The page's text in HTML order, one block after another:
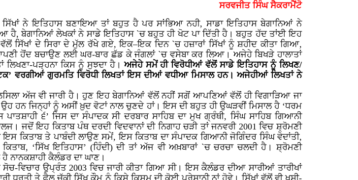
ਸਰਵਜੀਤ ਸਿੰਘ ਸੈਕਰਾਮੈਂਟੋ
ਸਿੱਖਾਂ ਨੇ ਇਤਿਹਾਸ ਬਣਾਇਆ ਤਾਂ ਬਹੁਤ ਹੈ ਪਰ ਸਾਂਭਿਆ ਨਹੀ, ਸਾਡਾ ਇਤਿਹਾਸ ਬੇਗਾਨਿਆਂ ਨੇ
ਹੈ, ਬੇਗਾਨਿਆਂ ਲੇਖਕਾਂ ਨੇ ਸਾਡੇ ਇਤਿਹਾਸ `ਚ ਬਹੁਤ ਹੀ ਖੋਟ ਪਾ ਦਿੱਤੀ ਹੈ। ਬਹੁਤ ਹੱਦ ਤਾਂਈ ਇਹ
ਦੇ ਸਿਰਾ ਦੇ ਮੁੱਲ ਰੱਖੇ ਗਏ, ਇਕ–ਇਕ ਦਿਨ `ਚ ਹਜ਼ਾਰਾਂ ਸਿੱਖਾਂ ਨੂੰ ਸ਼ਹੀਦ ਕੀਤਾ ਗਿਆ,
ਹੋਂਦ ਬਚਾਉਣ ਲਈ ਘਰ-ਬਾਰ ਛੱਡ ਕੇ ਜੰਗਲਾਂ `ਚ ਵਸੇਬਾ ਕਰ ਲਿਆ। ਅਜੇਹੇ ਬਿਖੜੇ ਹਾਲਾਤਾਂ
ਪੜ੍ਹਨਾ ਕਿਸ ਨੂੰ ਸੁਝਦਾ ਹੈ।ਅਜੇਹੇ ਸਮੇਂ ਹੀ ਵਿਰੋਧੀਆਂ ਵੱਲੋਂ ਸਾਡੇ ਇਤਿਹਾਸ ਨੂੰ ਲਿਖਣ/
ਵਰਗੀਆਂ ਗੁਰਮਤਿ ਵਿਰੋਧੀ ਲਿਖਤਾਂ ਇਸ ਦੀਆਂ ਵਧੀਆ ਮਿਸਾਲ ਹਨ। ਅਜੇਹੀਆਂ ਲਿਖਤਾਂ ਨੇ
ਅੱਜ ਵੀ ਜਾਰੀ ਹੈ। ਹੁਣ ਇਹ ਬੇਗਾਨਿਆਂ ਵੱਲੋਂ ਨਹੀਂ ਸਗੋਂ ਆਪਣਿਆਂ ਵੱਲੋਂ ਹੀ ਵਿਗਾੜਿਆ ਜਾ
ਹਨ ਜਿਨ੍ਹਾਂ ਨੂੰ ਅਸੀਂ ਖ਼ੁਦ ਵੋਟਾਂ ਨਾਲ ਚੁਣਦੇ ਹਾਂ। ਇਸ ਦੀ ਬਹੁਤ ਹੀ ਉਘੜਵੀਂ ਮਿਸਾਲ ਹੈ ‘ਧਰਮ
੬’ ਜਿਸ ਦਾ ਸੰਪਾਦਕ ਸੀ ਦਰਬਾਰ ਸਾਹਿਬ ਦਾ ਮੁਖ ਗ੍ਰੰਥੀ, ਸਿੰਘ ਸਾਹਿਬ ਗਿਆਨੀ
ਜਦੋਂ ਇਹ ਕਿਤਾਬ ਪੰਥ ਦਰਦੀ ਵਿਦਵਾਨਾਂ ਦੀ ਨਿਗਾਹ ਚੜੀ ਤਾਂ ਜਨਵਰੀ 2001 ਵਿਚ ਸ਼੍ਰੋਮਣੀ
ਇਸ ਕਿਤਾਬ ਤੇ ਪਾਬੰਦੀ ਲਾਉਣ ਸਮੇਂ, ਇਸ ਕਿਤਾਬ ਦਾ ਸੰਪਾਦਕ ਗਿਆਨੀ ਜੋਗਿੰਦਰ ਸਿੰਘ ਵੇਦਾਂਤੀ,
‘ਸਿੱਖ ਇਤਿਹਾਸ’ (ਹਿੰਦੀ) ਦੀ ਤਾਂ ਅੱਜ ਵੀ ਅਖ਼ਬਾਰਾਂ `ਚ ਚਰਚਾ ਚਲਦੀ ਹੈ। ਸ਼੍ਰੋਮਣੀ
ਨਾਨਕਸ਼ਾਹੀ ਕੈਲੰਡਰ ਦਾ ਘਾਣ।
ਵਿਚਾਰ ਉਪ੍ਰੰਤ 2003 ਵਿਚ ਜਾਰੀ ਕੀਤਾ ਗਿਆ ਸੀ। ਇਸ ਕੈਲੰਡਰ ਦੀਆ ਸਾਰੀਆਂ ਤਾਰੀਖਾਂ
ਧਰਤੀ ਤੇ ਫੈਲ ਚੁੱਕੀ ਸਿੱਖ ਕੌਮ ਨੂੰ ਕਿਸੇ ਕਿਸਮ ਦੀ ਕੋਈ ਪ੍ਰੇਸ਼ਾਨੀ ਨਾਂ ਹੋਵੇ। ਸਿੱਖਾਂ ਵੱਲੋਂ ਵੀ ਖੁਸ਼ੀ-